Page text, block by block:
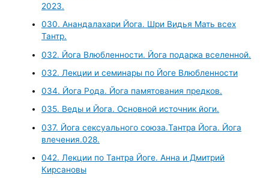
2023.
030. Анандалахари Йога. Шри Видья Мать всех
Тантр.
032. Йога Влюбленности. Йога подарка вселенной.
032. Лекции и семинары по Йоге Влюбленности
034. Йога Рода. Йога памятования предков.
035. Веды и Йога. Основной источник йоги.
037. Йога сексуального союза.Тантра Йога. Йога
влечения.028.
042. Лекции по Тантра Йоге. Анна и Дмитрий
Кирсановы